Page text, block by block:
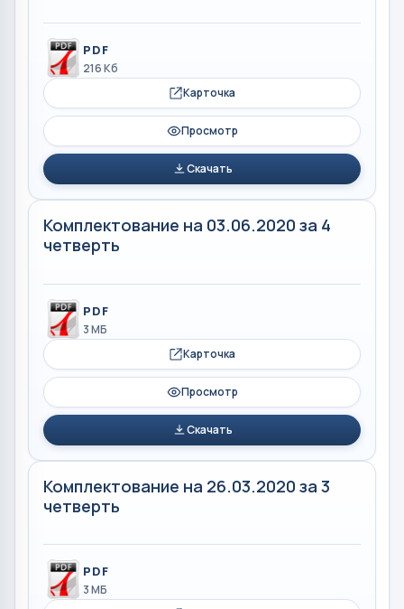
PDF
216 Кб
Карточка
Просмотр
Скачать
Комплектование на 03.06.2020 за 4
четверть
PDF
3 МБ
Карточка
Просмотр
Скачать
Комплектование на 26.03.2020 за 3
четверть
PDF
3 МБ